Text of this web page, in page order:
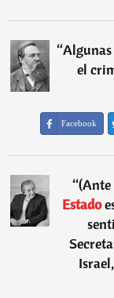
“Algunas
el
Facebook
“(Ante
Estado